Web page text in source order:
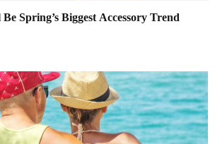
Spring’s Biggest Accessory Trend